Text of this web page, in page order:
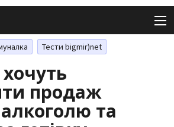
Тести bigmir)net
хочуть
продаж
та